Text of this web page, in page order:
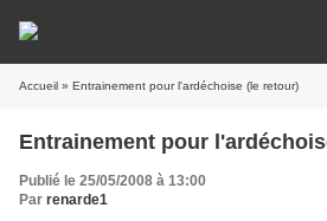
Accueil » Entrainement pour l'ardéchoise (le retour)
Entrainement pour
Publié le 25/05/2008 à 13:00
Par renarde1